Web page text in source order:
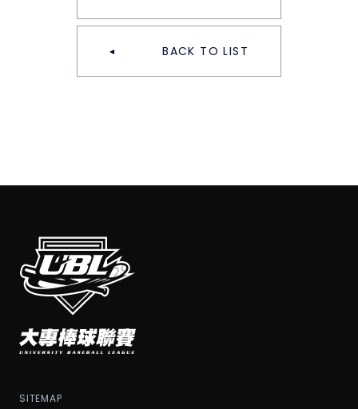
BACK TO LIST
SITEMAP